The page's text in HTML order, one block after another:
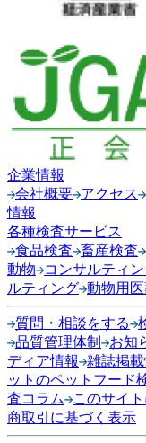
企業情報
会社概要 アクセス
情報
各種検査サービス
食品検査 畜産検査
動物
コンサルティ
ルティング 動物用
質問・相談をする
品質管理体制
お知
ディア情報
雑誌掲載
ットのペットフード
査コラム
このサイ
商取引に基づく表示